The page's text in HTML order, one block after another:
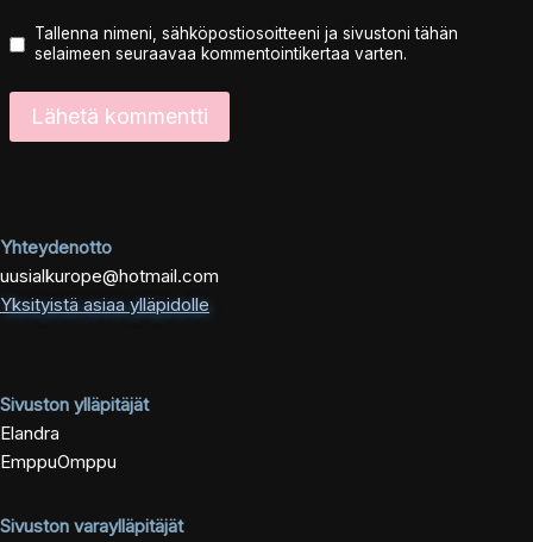
Tallenna nimeni, sähköpostiosoitteeni ja sivustoni tähän
selaimeen seuraavaa kommentointikertaa varten.
Yhteydenotto
uusialkurope@hotmail.com
Yksityistä asiaa ylläpidolle
Sivuston ylläpitäjät
Elandra
EmppuOmppu
Sivuston varaylläpitäjät